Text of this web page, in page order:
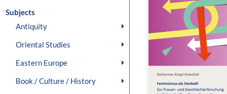
Subjects
Antiquity
Oriental Studies
Eastern Europe
Book / Culture / History